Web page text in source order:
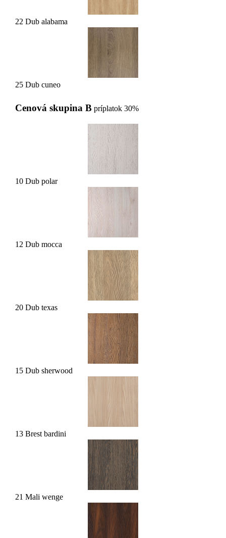
22 Dub alabama
25 Dub cuneo
Cenová skupina B príplatok 30%
10 Dub polar
12 Dub mocca
20 Dub texas
15 Dub sherwood
13 Brest bardini
21 Mali wenge